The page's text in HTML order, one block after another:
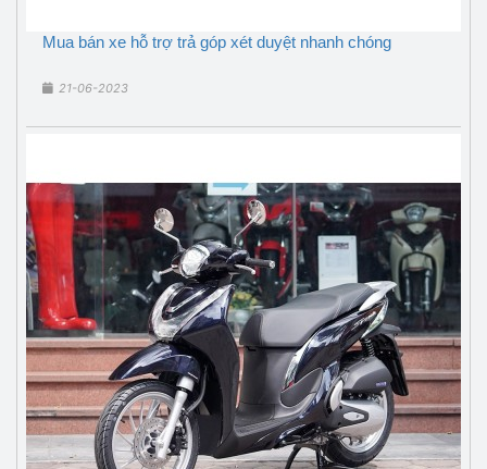
Mua bán xe hỗ trợ trả góp xét duyệt nhanh chóng
21-06-2023